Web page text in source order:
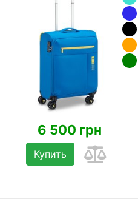
6 500 грн
Купить